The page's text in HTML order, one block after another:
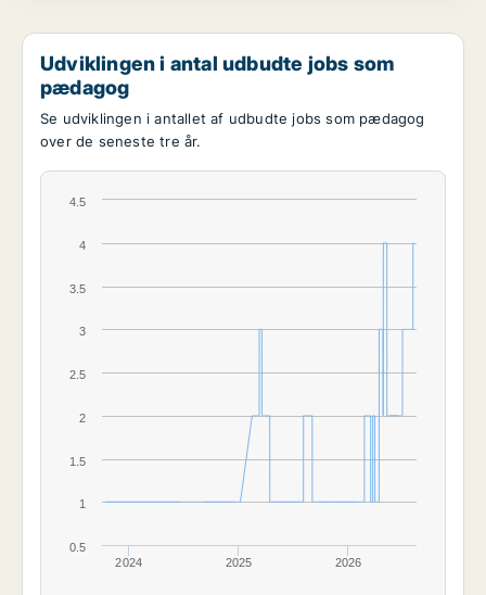
Udviklingen i antal udbudte jobs som
pædagog
Se udviklingen i antallet af udbudte jobs som pædagog
over de seneste tre år.
2024 2025 2026
0.5
1
1.5
2
2.5
3
3.5
4
4.5